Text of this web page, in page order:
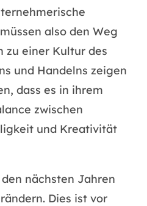
also den Weg
zu einer Kultur des
und Handelns zeigen
dass es in ihrem
zwischen
und Kreativität
den nächsten Jahren
Dies ist vor